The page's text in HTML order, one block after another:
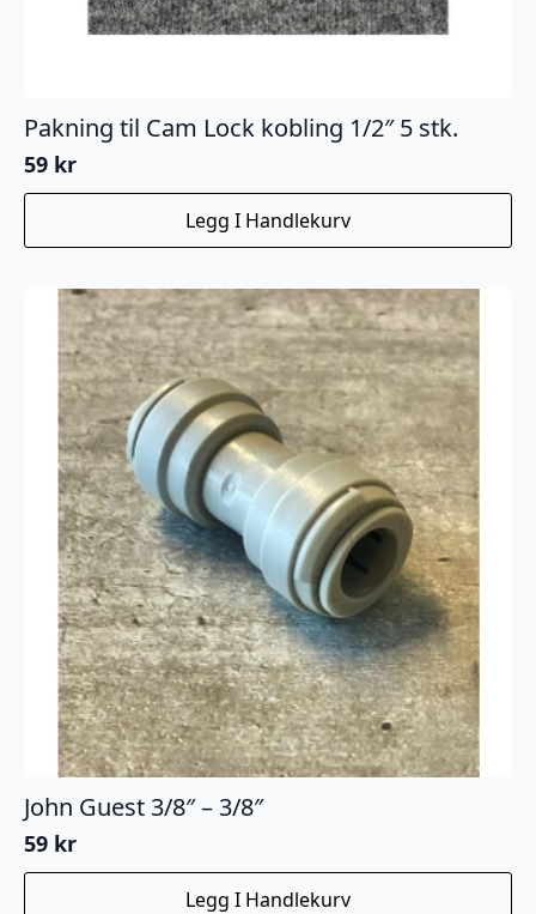
Pakning til Cam Lock kobling 1/2″ 5 stk.
59 kr
Legg I Handlekurv
John Guest 3/8″ – 3/8″
59 kr
Legg I Handlekurv